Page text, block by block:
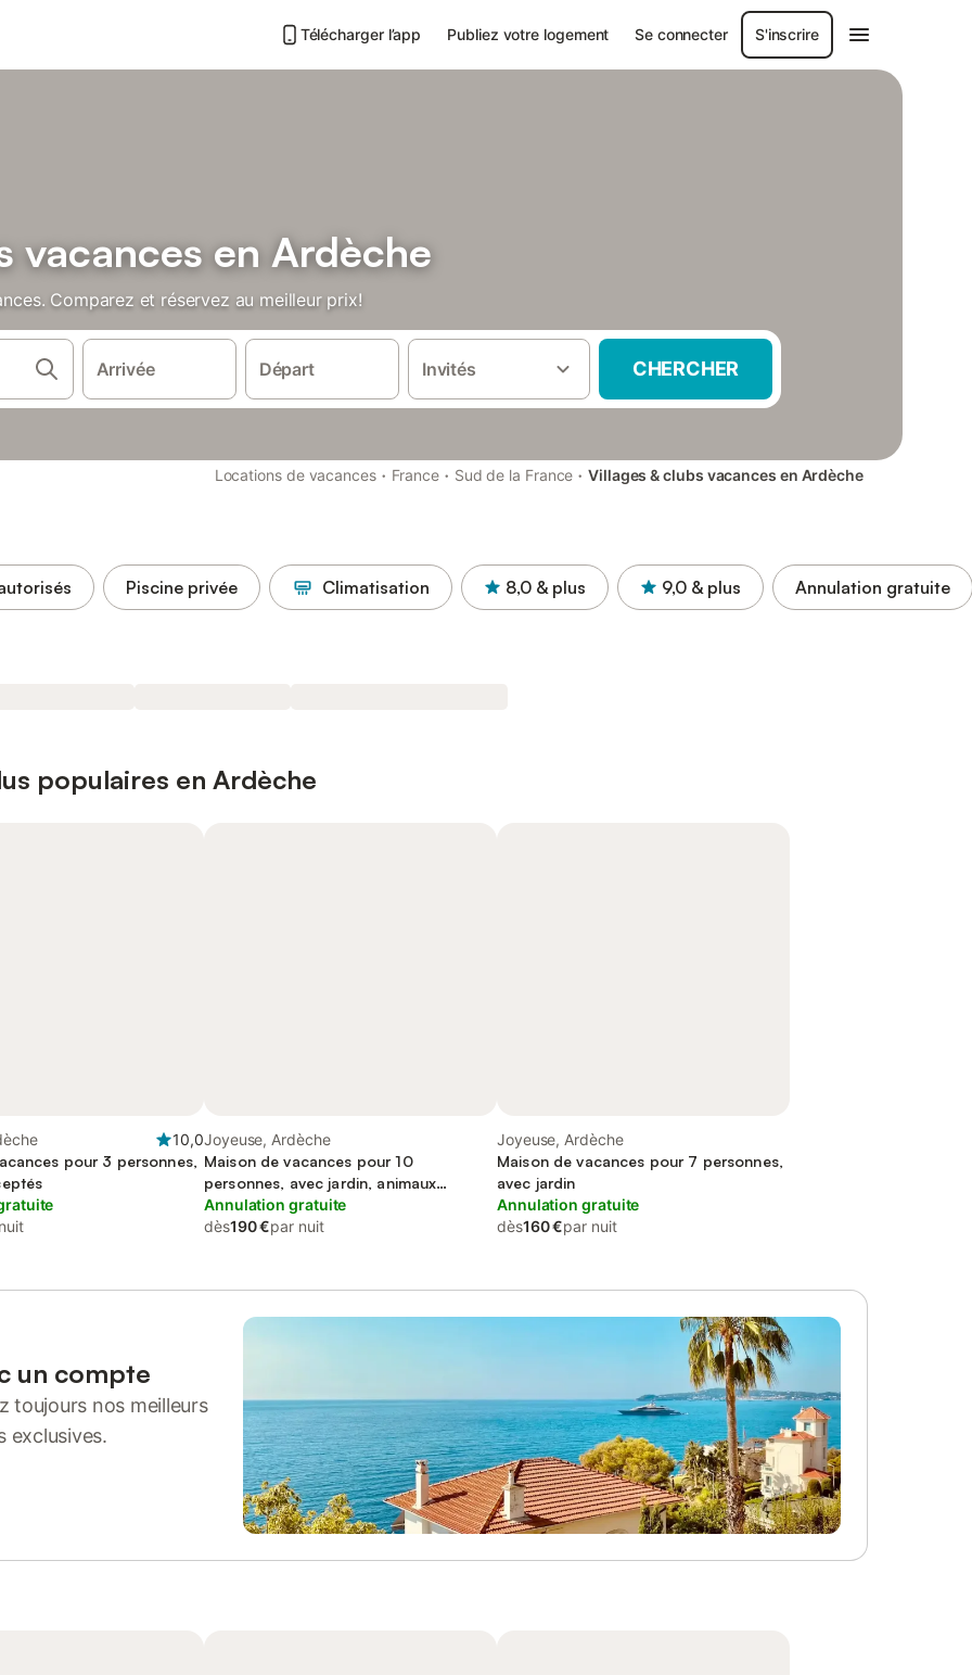
Télécharger l’app Publiez votre logement Se connecter S'inscrire
vacances en Ardèche
Comparez et réservez au meilleur prix!
Arrivée Départ Invités CHERCHER
Locations de vacances · France · Sud de la France · Villages & clubs vacances en Ardèche
Piscine privée Climatisation 8,0 & plus 9,0 & plus Annulation gratuite
populaires en Ardèche
10,0
pour 3 personnes,
Joyeuse, Ardèche
Maison de vacances pour 10
personnes, avec jardin, animaux
acceptés
Annulation gratuite
dès190 €par nuit
Joyeuse, Ardèche
Maison de vacances pour 7 personnes,
avec jardin
Annulation gratuite
dès160 €par nuit
un compte
toujours nos meilleurs
exclusives.